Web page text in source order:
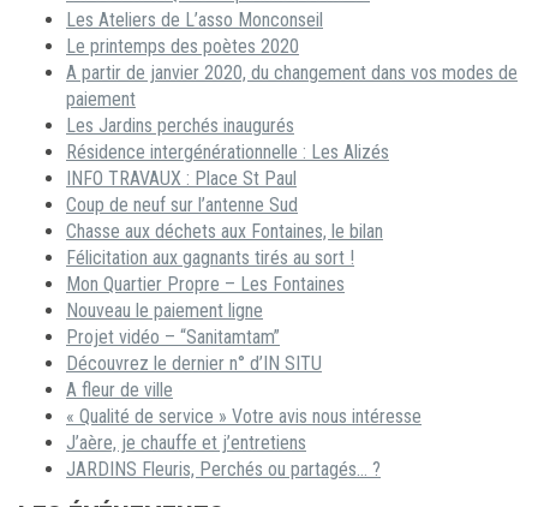
Les Ateliers de L’asso Monconseil
Le printemps des poètes 2020
A partir de janvier 2020, du changement dans vos modes de
paiement
Les Jardins perchés inaugurés
Résidence intergénérationnelle : Les Alizés
INFO TRAVAUX : Place St Paul
Coup de neuf sur l’antenne Sud
Chasse aux déchets aux Fontaines, le bilan
Félicitation aux gagnants tirés au sort !
Mon Quartier Propre – Les Fontaines
Nouveau le paiement ligne
Projet vidéo – “Sanitamtam”
Découvrez le dernier n° d’IN SITU
A fleur de ville
« Qualité de service » Votre avis nous intéresse
J’aère, je chauffe et j’entretiens
JARDINS Fleuris, Perchés ou partagés… ?